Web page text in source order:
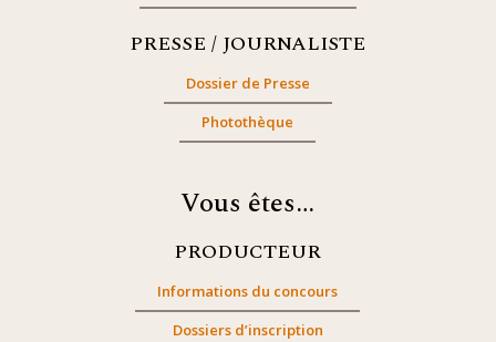
PRESSE / JOURNALISTE
Dossier de Presse
Photothèque
Vous êtes…
PRODUCTEUR
Informations du concours
Dossiers d’inscription